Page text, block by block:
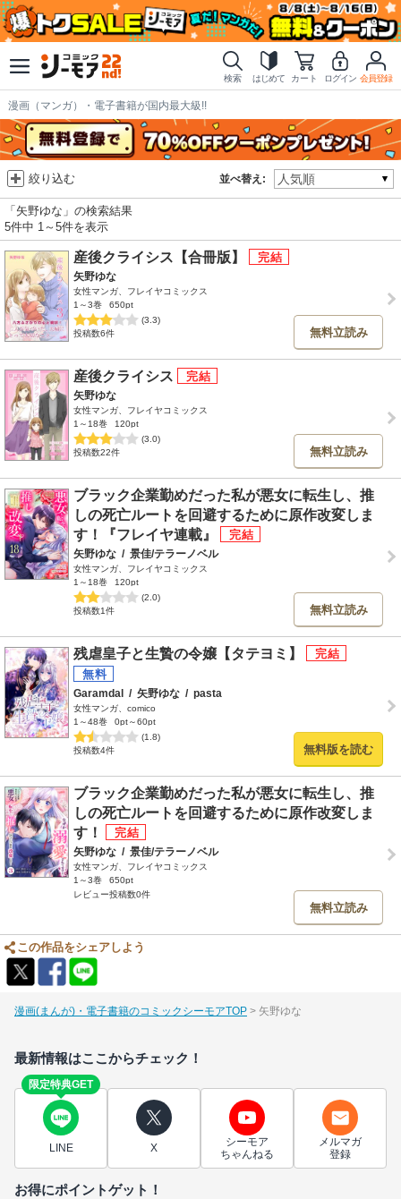
検索 はじめて カート ログイン 会員登録
漫画（マンガ）・電子書籍が国内最大級!!
並べ替え:
絞り込む
「矢野ゆな」の検索結果
5件中 1～5件を表示
産後クライシス【合冊版】
矢野ゆな
女性マンガ、フレイヤコミックス
1～3巻
650pt
(3.3)
投稿数6件
無料立読み
産後クライシス
矢野ゆな
女性マンガ、フレイヤコミックス
1～18巻
120pt
(3.0)
投稿数22件
無料立読み
ブラック企業勤めだった私が悪女に転生し、推
しの死亡ルートを回避するために原作改変しま
す！『フレイヤ連載』
矢野ゆな / 景佳/テラーノベル
女性マンガ、フレイヤコミックス
1～18巻
120pt
(2.0)
投稿数1件
無料立読み
残虐皇子と生贄の令嬢【タテヨミ】
Garamdal / 矢野ゆな / pasta
女性マンガ、comico
1～48巻
0pt～60pt
(1.8)
投稿数4件
無料版を読む
ブラック企業勤めだった私が悪女に転生し、推
しの死亡ルートを回避するために原作改変しま
す！
矢野ゆな / 景佳/テラーノベル
女性マンガ、フレイヤコミックス
1～3巻
650pt
レビュー投稿数0件
無料立読み
この作品をシェアしよう
漫画(まんが)・電子書籍のコミックシーモアTOP 矢野ゆな
最新情報はここからチェック！
限定特典GET
LINE X
シーモア
ちゃんねる
メルマガ
登録
お得にポイントゲット！